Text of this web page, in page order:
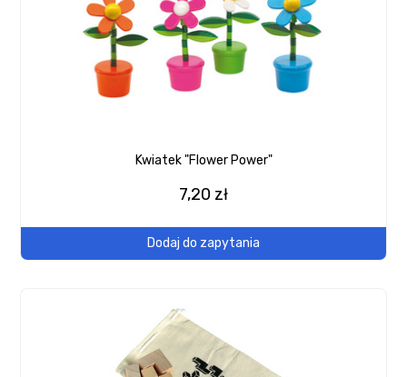
Kwiatek "Flower Power"
7,20 zł
Dodaj do zapytania